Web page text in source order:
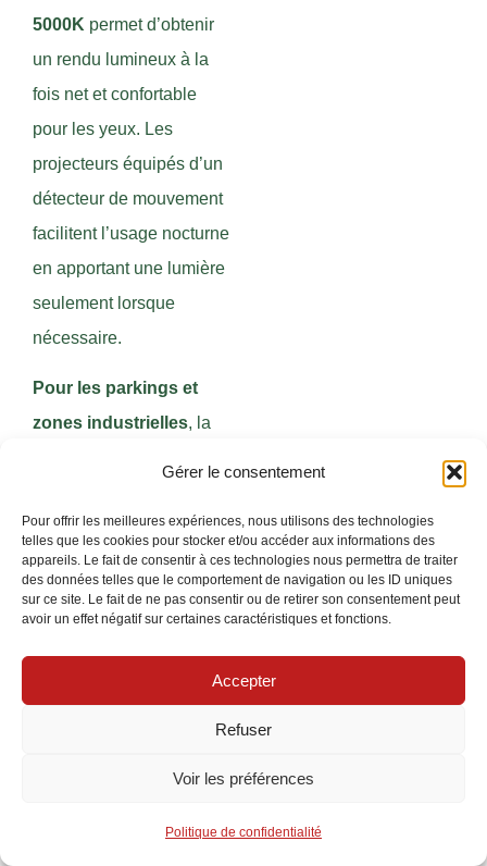
Gérer le consentement
Pour offrir les meilleures expériences, nous utilisons des technologies
telles que les cookies pour stocker et/ou accéder aux informations des
appareils. Le fait de consentir à ces technologies nous permettra de traiter
des données telles que le comportement de navigation ou les ID uniques
sur ce site. Le fait de ne pas consentir ou de retirer son consentement peut
avoir un effet négatif sur certaines caractéristiques et fonctions.
Accepter
Refuser
Voir les préférences
Politique de confidentialité
5000K permet d’obtenir
un rendu lumineux à la
fois net et confortable
pour les yeux. Les
projecteurs équipés d’un
détecteur de mouvement
facilitent l’usage nocturne
en apportant une lumière
seulement lorsque
nécessaire.
Pour les parkings et
zones industrielles, la
plus vastes, en particulier
si le projecteur dispose
d’un angle large ou
optique asymétrique afin
uniforme. Osram, réputé
asymétriques, propose
cet usage, tandis que